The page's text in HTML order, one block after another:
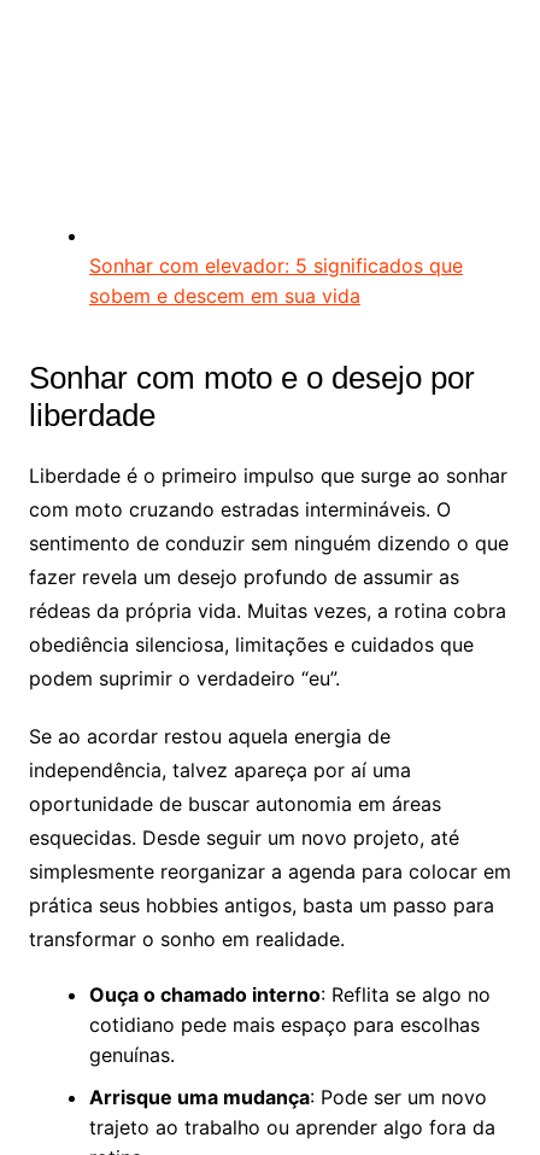
Sonhar com elevador: 5 significados que
sobem e descem em sua vida
Sonhar com moto e o desejo por
liberdade
Liberdade é o primeiro impulso que surge ao sonhar
com moto cruzando estradas intermináveis. O
sentimento de conduzir sem ninguém dizendo o que
fazer revela um desejo profundo de assumir as
rédeas da própria vida. Muitas vezes, a rotina cobra
obediência silenciosa, limitações e cuidados que
podem suprimir o verdadeiro “eu”.
Se ao acordar restou aquela energia de
independência, talvez apareça por aí uma
oportunidade de buscar autonomia em áreas
esquecidas. Desde seguir um novo projeto, até
simplesmente reorganizar a agenda para colocar em
prática seus hobbies antigos, basta um passo para
transformar o sonho em realidade.
Ouça o chamado interno: Reflita se algo no
cotidiano pede mais espaço para escolhas
genuínas.
Arrisque uma mudança: Pode ser um novo
trajeto ao trabalho ou aprender algo fora da